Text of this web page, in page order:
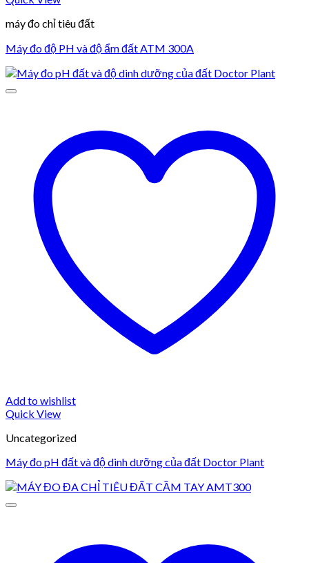
máy đo chỉ tiêu đất
Máy đo độ PH và độ ẩm đất ATM 300A
Add to wishlist
Quick View
Uncategorized
Máy đo pH đất và độ dinh dưỡng của đất Doctor Plant